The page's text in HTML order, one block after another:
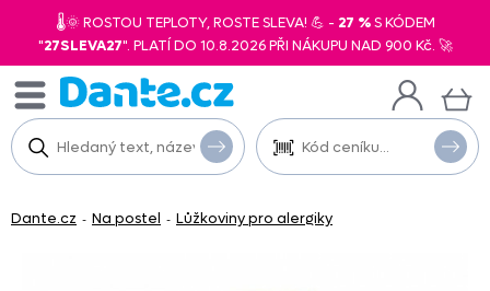
🌡️🌞 ROSTOU TEPLOTY, ROSTE SLEVA! 💪 - 27 %S KÓDEM
"27SLEVA27". PLATÍ DO 10.8.2026 PŘI NÁKUPU NAD 900 Kč. 🚀
Dante.cz - Na postel - Lůžkoviny pro alergiky